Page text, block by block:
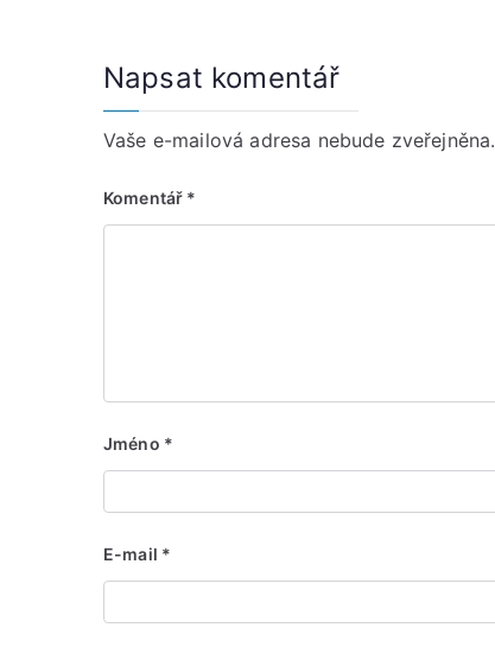
Napsat komentář
Vaše e-mailová adresa nebude zveřejněna.
Komentář *
Jméno *
E-mail *